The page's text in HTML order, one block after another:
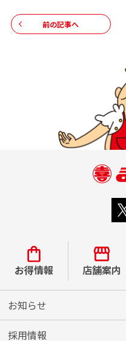
前の記事へ
お得情報 店舗案内
お知らせ
採用情報